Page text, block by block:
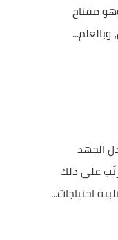
مفتاح
الجهد
على ذلك
احتياجات...